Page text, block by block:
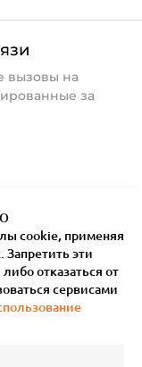
вызовы на
за
сookie, применяя
эти
отказаться от
сервисами